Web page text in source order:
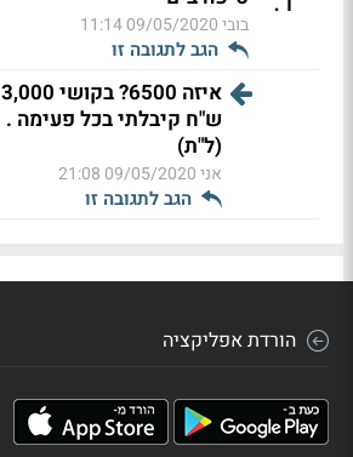
בובי09/05/2020 11:14
הגב לתגובה זו
איזה 6500? בקושי 3,000
ש"ח קיבלתי בכל פעימה .
(ל"ת)
אני09/05/2020 21:08
הגב לתגובה זו
הורדת אפליקציה